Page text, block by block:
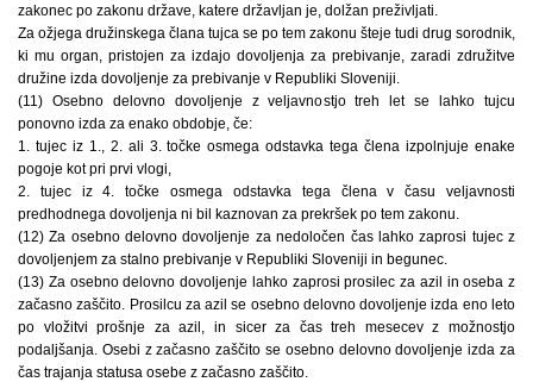
zakonec po zakonu države, katere državljan je, dolžan preživljati.
Za ožjega družinskega člana tujca se po tem zakonu šteje tudi drug sorodnik,
ki mu organ, pristojen za izdajo dovoljenja za prebivanje, zaradi združitve
družine izda dovoljenje za prebivanje v Republiki Sloveniji.
(11) Osebno delovno dovoljenje z veljavnostjo treh let se lahko tujcu
ponovno izda za enako obdobje, če:
1. tujec iz 1., 2. ali 3. točke osmega odstavka tega člena izpolnjuje enake
pogoje kot pri prvi vlogi,
2. tujec iz 4. točke osmega odstavka tega člena v času veljavnosti
predhodnega dovoljenja ni bil kaznovan za prekršek po tem zakonu.
(12) Za osebno delovno dovoljenje za nedoločen čas lahko zaprosi tujec z
dovoljenjem za stalno prebivanje v Republiki Sloveniji in begunec.
(13) Za osebno delovno dovoljenje lahko zaprosi prosilec za azil in oseba z
začasno zaščito. Prosilcu za azil se osebno delovno dovoljenje izda eno leto
po vložitvi prošnje za azil, in sicer za čas treh mesecev z možnostjo
podaljšanja. Osebi z začasno zaščito se osebno delovno dovoljenje izda za
čas trajanja statusa osebe z začasno zaščito.